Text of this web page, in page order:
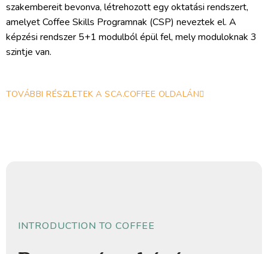
szakembereit bevonva, létrehozott egy oktatási rendszert,
amelyet Coffee Skills Programnak (CSP) neveztek el. A
képzési rendszer 5+1 modulból épül fel, mely moduloknak 3
szintje van.
TOVÁBBI RÉSZLETEK A SCA.COFFEE OLDALÁN
INTRODUCTION TO COFFEE